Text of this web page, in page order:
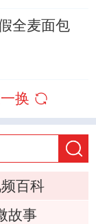
全麦面包
换
百科
故事